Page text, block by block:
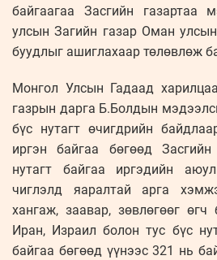
байгаагаа Засгийн газартаа
улсын Загийн газар Оман
буудлыг ашиглахаар төлөвлөж
Монгол Улсын Гадаад
газрын дарга Б.Болдын
бүс нутагт өчигдрийн
иргэн байгаа бөгөөд
нутагт байгаа иргэдийн
чиглэлд яаралтай арга
хангаж, заавар, зөвлөгөөг
Иран, Израил болон тус бүс
байгаа бөгөөд үүнээс 321 нь